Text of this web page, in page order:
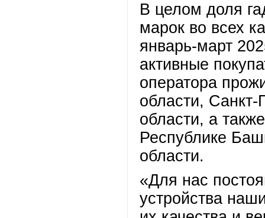
В целом доля
марок во всех
январь-март
активные
оператора
области, Санкт-
области, а
Республике
области.
«Для нас
устройства